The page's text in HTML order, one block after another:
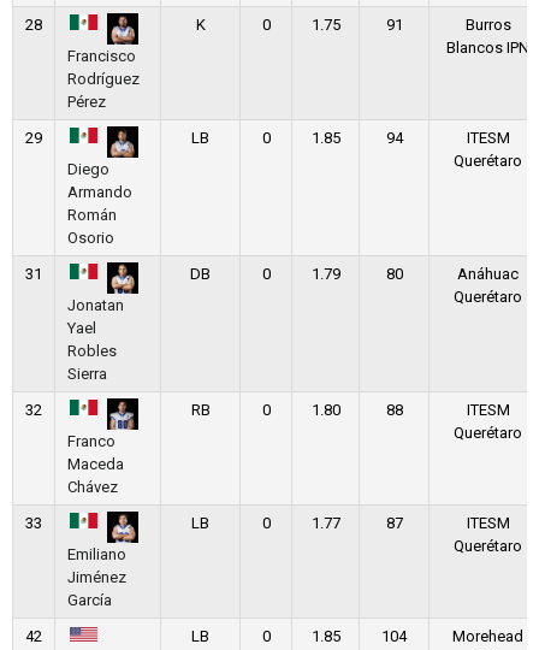
28
Francisco
Rodríguez
Pérez
K 0 1.75 91
Burros
Blancos IPN
29
Diego
Armando
Román
Osorio
LB 0 1.85 94
ITESM
Querétaro
31
Jonatan
Yael
Robles
Sierra
DB 0 1.79 80
Anáhuac
Querétaro
32
Franco
Maceda
Chávez
RB 0 1.80 88
ITESM
Querétaro
33
Emiliano
Jiménez
García
LB 0 1.77 87
ITESM
Querétaro
42
LB 0 1.85 104
Morehead